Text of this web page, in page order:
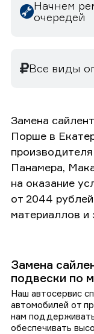
Начнем
очередей
Все виды
Замена
Порше в
Панамера,
на оказание
от 2044
материаллов и
Замена
подвески по
Наш автосервис
автомобилей от
нам
обеспечивать